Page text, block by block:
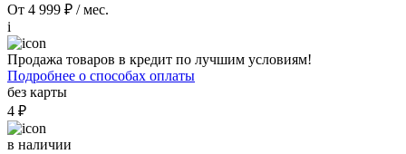
От 4 999 ₽ / мес.
i
Продажа товаров в кредит по лучшим условиям!
Подробнее о способах оплаты
без карты
4 ₽
в наличии